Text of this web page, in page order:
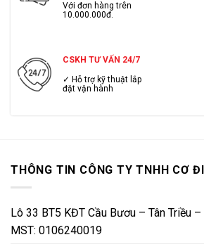
Với đơn hàng trên
10.000.000đ.
CSKH TƯ VẤN 24/7
✓ Hỗ trợ kỹ thuật lắp
đặt vận hành
THÔNG TIN CÔNG TY TNHH CƠ
Lô 33 BT5 KĐT Cầu Bươu – Tân Triều –
MST: 0106240019